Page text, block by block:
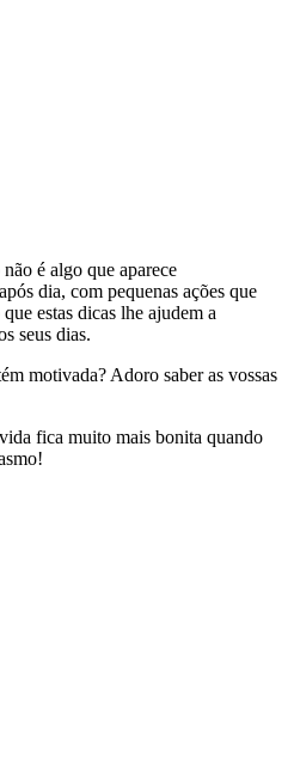
é algo que aparece
dia, com pequenas ações que
estas dicas lhe ajudem a
seus dias.
motivada? Adoro saber as vossas
fica muito mais bonita quando